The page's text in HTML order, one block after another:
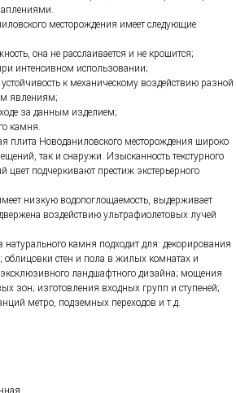
месторождения имеет следующие
она не расслаивается и не крошится;
интенсивном использовании;
к механическому воздействию разной
явлениям;
за данным изделием;
камня.
плита Новоданиловского месторождения широко
так и снаружи. Изысканность текстурного
цвет подчеркивают престиж экстерьерного
низкую водопоглощаемость, выдерживает
воздействию ультрафиолетовых лучей
камня подходит для: декорирования
облицовки стен и пола в жилых комнатах и
ландшафтного дизайна; мощения
зон; изготовления входных групп и ступеней;
метро, подземных переходов и т.д.